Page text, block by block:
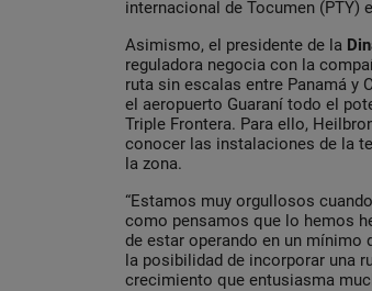
internacional de Tocumen (PTY)
Asimismo, el presidente de la
reguladora negocia con la
ruta sin escalas entre Panamá y
el aeropuerto Guaraní todo el
Triple Frontera. Para ello,
conocer las instalaciones de la
la zona.
“Estamos muy orgullosos
como pensamos que lo hemos
de estar operando en un mínimo
la posibilidad de incorporar una
crecimiento que entusiasma